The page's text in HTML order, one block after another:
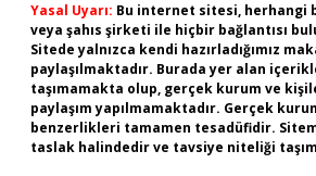
Yasal Uyarı: Bu internet sitesi, herhangi
veya şahıs şirketi ile hiçbir bağlantısı
Sitede yalnızca kendi hazırladığımız
paylaşılmaktadır. Burada yer alan
taşımamakta olup, gerçek kurum ve
paylaşım yapılmamaktadır. Gerçek
benzerlikleri tamamen tesadüfidir.
taslak halindedir ve tavsiye niteliği